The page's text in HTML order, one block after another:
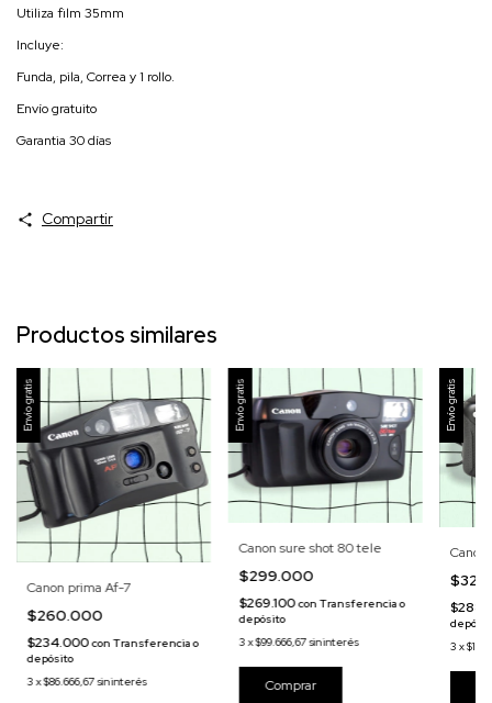
Utiliza film 35mm
Incluye:
Funda, pila, Correa y 1 rollo.
Envío gratuito
Garantia 30 días
Compartir
Productos similares
Envío gratis
Canon prima Af-7
$260.000
$234.000con Transferencia o
depósito
3 x$86.666,67 sin interés
Envío gratis
Canon sure shot 80 tele
$299.000
$269.100conTransferencia o
depósito
3x$99.666,67sin interés
Envío gratis
Canon
3 x